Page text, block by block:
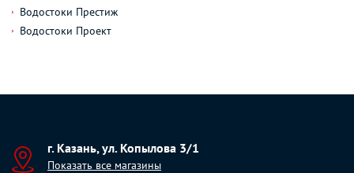
Водостоки Престиж
Водостоки Проект
г. Казань, ул. Копылова 3/1
Показать все магазины